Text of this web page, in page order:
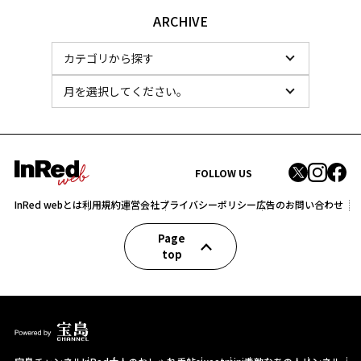
ARCHIVE
FOLLOW US
InRed webとは利用規約運営会社プライバシーポリシー広告のお問い合わせ
Page
top